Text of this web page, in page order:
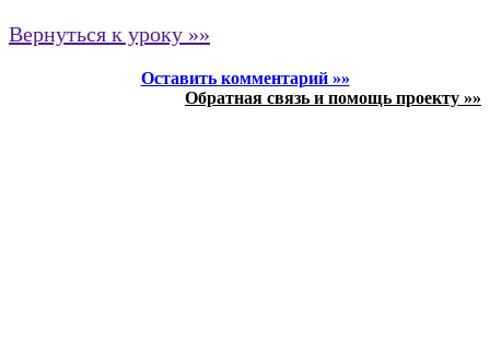
Вернуться к уроку »»
Оставить комментарий »»
Обратная связь и помощь проекту »»